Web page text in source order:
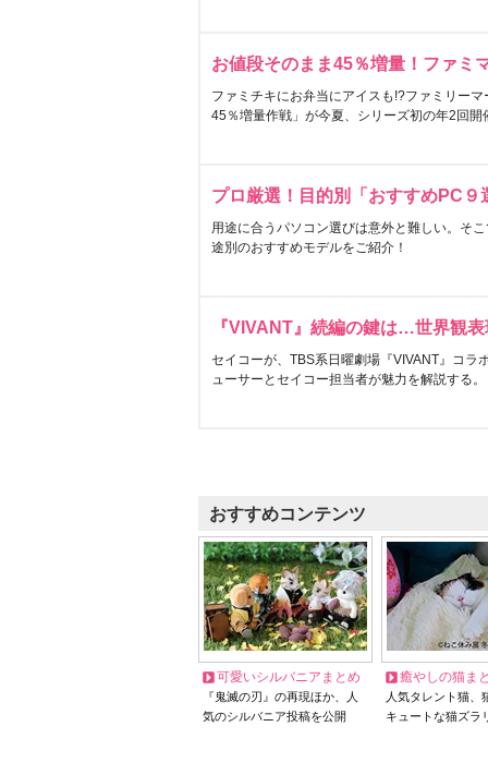
お値段そのまま45％増量！ファミ
ファミチキにお弁当にアイスも!?ファミリー
45％増量作戦」が今夏、シリーズ初の年2回開
プロ厳選！目的別「おすすめPC９
用途に合うパソコン選びは意外と難しい。そ
途別のおすすめモデルをご紹介！
『VIVANT』続編の鍵は…世界観
セイコーが、TBS系日曜劇場『VIVANT』コラ
ューサーとセイコー担当者が魅力を解説する。
おすすめコンテンツ
可愛いシルバニアまとめ
『鬼滅の刃』の再現ほか、人
気のシルバニア投稿を公開
癒やしの猫ま
人気タレント猫
キュートな猫ズラ